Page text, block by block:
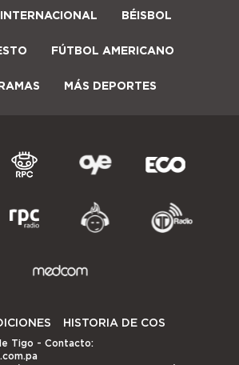
BÉISBOL
FÚTBOL AMERICANO
MÁS DEPORTES
HISTORIA DE COS
Tigo - Contacto: